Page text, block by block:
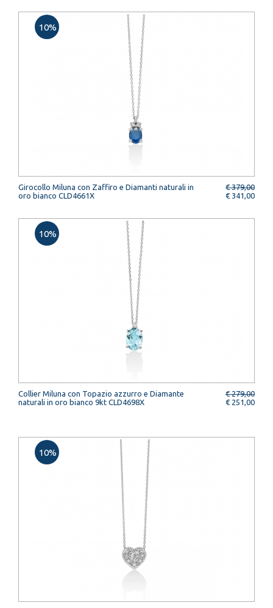
Girocollo Miluna con Zaffiro e Diamanti naturali in
oro bianco CLD4661X
€ 379,00
€ 341,00
10%
Collier Miluna con Topazio azzurro e Diamante
naturali in oro bianco 9kt CLD4698X
€ 279,00
€ 251,00
10%
10%